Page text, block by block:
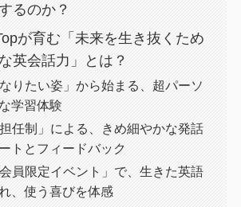
るのか？
が育む「未来を生き抜くため
英会話力」とは？
りたい姿」から始まる、超パーソ
学習体験
任制」による、きめ細やかな発話
トとフィードバック
員限定イベント」で、生きた英語
、使う喜びを体感